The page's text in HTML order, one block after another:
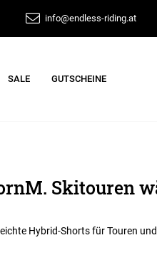
info@endless-riding.at
SALE GUTSCHEINE
Skitouren
Hybrid-Shorts für Touren